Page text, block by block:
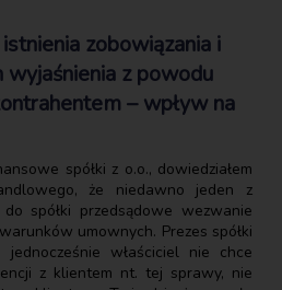
zobowiązania i
z powodu
– wpływ na
spółki z o.o., dowiedziałem
że niedawno jeden z
spółki przedsądowe wezwanie
umownych. Prezes spółki
jednocześnie właściciel nie chce
z klientem nt. tej sprawy, nie